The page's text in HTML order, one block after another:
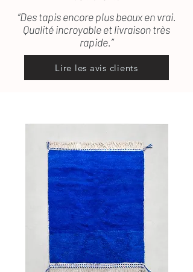
“Des tapis encore plus beaux en vrai.
Qualité incroyable et livraison très
rapide.”
Lire les avis clients